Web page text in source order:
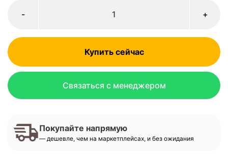
+
-
Купить сейчас
Связаться с менеджером
Покупайте напрямую
— дешевле, чем на маркетплейсах, и без ожидания